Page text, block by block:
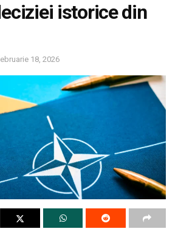
istorice din
18, 2026